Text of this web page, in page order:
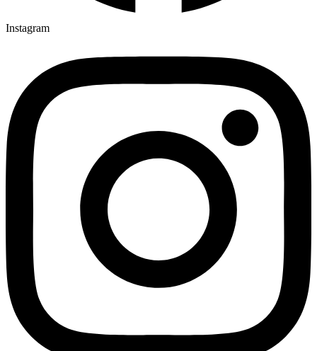
Instagram